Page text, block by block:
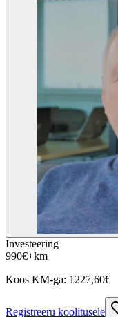
Investeering
990€+km
Koos KM-ga: 1227,60€
Registreeru koolitusele